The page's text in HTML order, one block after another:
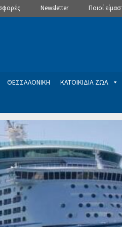
Newsletter Ποιοί
ΘΕΣΣΑΛΟΝΙΚΗ ΚΑΤΟΙΚΙΔΙΑ ΖΩΑ
Newsletter
Dealistas.grΕπικοινωνία